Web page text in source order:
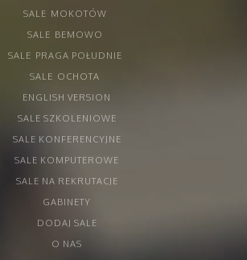
SALE MOKOTÓW
SALE BEMOWO
SALE PRAGA POŁUDNIE
SALE OCHOTA
ENGLISH VERSION
SALE SZKOLENIOWE
SALE KONFERENCYJNE
SALE KOMPUTEROWE
SALE NA REKRUTACJE
GABINETY
DODAJ SALE
O NAS